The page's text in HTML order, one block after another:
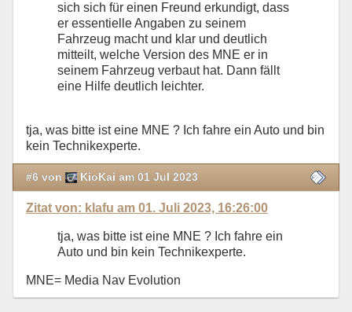
sich sich für einen Freund erkundigt, dass
er essentielle Angaben zu seinem
Fahrzeug macht und klar und deutlich
mitteilt, welche Version des MNE er in
seinem Fahrzeug verbaut hat. Dann fällt
eine Hilfe deutlich leichter.
tja, was bitte ist eine MNE ? Ich fahre ein Auto und bin
kein Technikexperte.
#6 von KioKai am 01 Jul 2023
Zitat von: klafu am 01. Juli 2023, 16:26:00
tja, was bitte ist eine MNE ? Ich fahre ein
Auto und bin kein Technikexperte.
MNE= Media Nav Evolution